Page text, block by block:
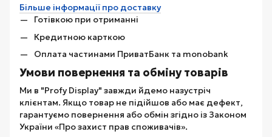
Більше інформації про доставку
Готівкою при отриманні
Кредитною карткою
Оплата частинами ПриватБанк та monobank
Умови повернення та обміну товарів
Ми в "Profy Display" завжди йдемо назустріч
клієнтам. Якщо товар не підійшов або має дефект,
гарантуємо повернення або обмін згідно із Законом
України «Про захист прав споживачів».